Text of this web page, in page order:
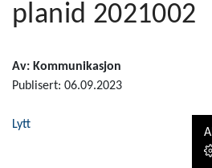
planid 2021002
Av: Kommunikasjon
Publisert: 06.09.2023
Lytt